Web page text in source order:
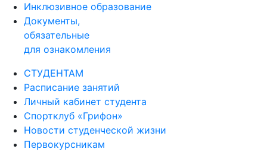
Инклюзивное образование
Документы,
обязательные
для ознакомления
СТУДЕНТАМ
Расписание занятий
Личный кабинет студента
Спортклуб «Грифон»
Новости студенческой жизни
Первокурсникам